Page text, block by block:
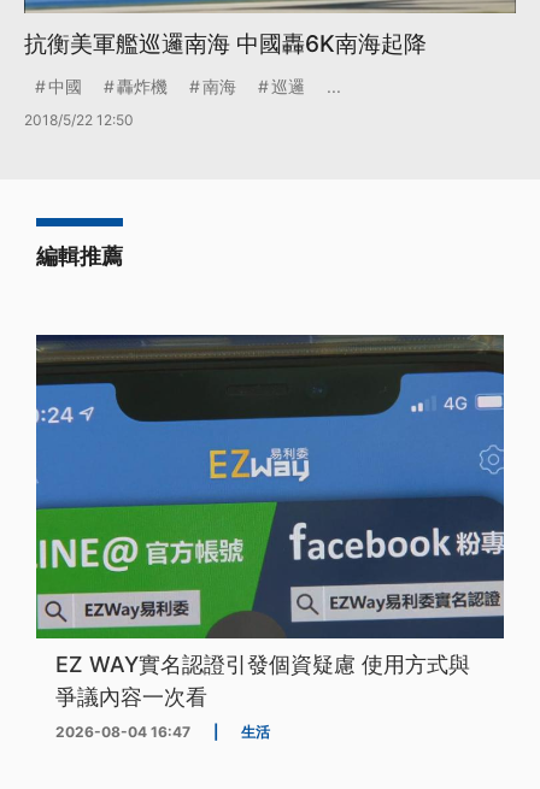
抗衡美軍艦巡邏南海 中國轟6K南海起降
中國 轟炸機 南海 巡邏 ...
2018/5/22 12:50
編輯推薦
EZ WAY實名認證引發個資疑慮 使用方式與
爭議內容一次看
2026-08-04 16:47 生活